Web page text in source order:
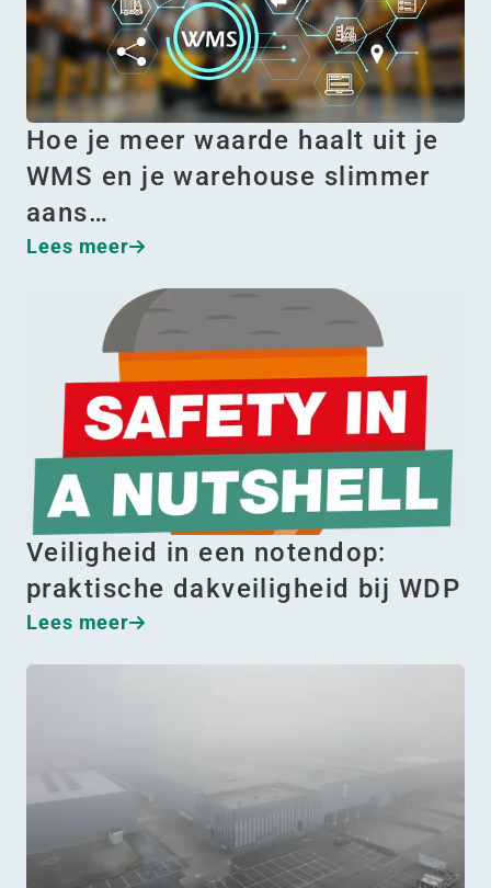
Hoe je meer waarde haalt uit je
WMS en je warehouse slimmer
aans…
Lees meer
Veiligheid in een notendop:
praktische dakveiligheid bij WDP
Lees meer